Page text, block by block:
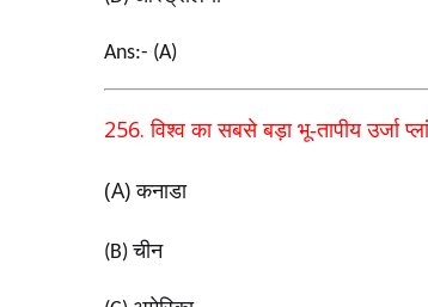
Ans:- (A)
256.विश्व का सबसे बड़ा भू-तापीय उर्जा
(A)कनाडा
(B)चीन